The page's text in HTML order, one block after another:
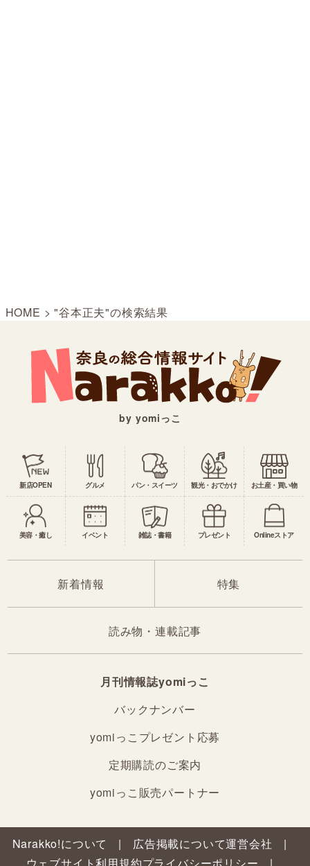
HOME >"谷本正夫"の検索結果
by yomiっこ
新店OPEN グルメ パン・スイーツ 観光・おでかけ お土産・買い物
美容・癒し イベント 雑誌・書籍 プレゼント Onlineストア
新着情報 特集
読み物・連載記事
月刊情報誌yomiっこ
バックナンバー
yomiっこプレゼント応募
定期購読のご案内
yomiっこ販売パートナー
Narakko!について 広告掲載について運営会社
ウェブサイト利用規約プライバシーポリシー